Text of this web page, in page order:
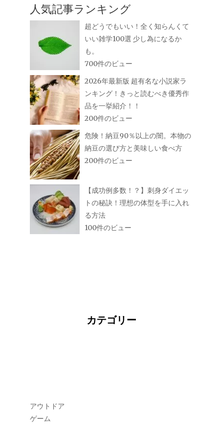
人気記事ランキング
超どうでもいい！全く知らんくて
いい雑学100選 少し為になるか
も。
700件のビュー
2026年最新版 超有名な小説家ラ
ンキング！きっと読むべき優秀作
品を一挙紹介！！
200件のビュー
危険！納豆90％以上の闇。本物の
納豆の選び方と美味しい食べ方
200件のビュー
【成功例多数！？】刺身ダイエッ
トの秘訣！理想の体型を手に入れ
る方法
100件のビュー
カテゴリー
アウトドア
ゲーム